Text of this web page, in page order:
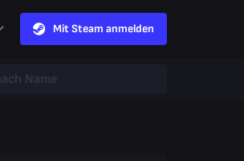
Mit Steam anmelden